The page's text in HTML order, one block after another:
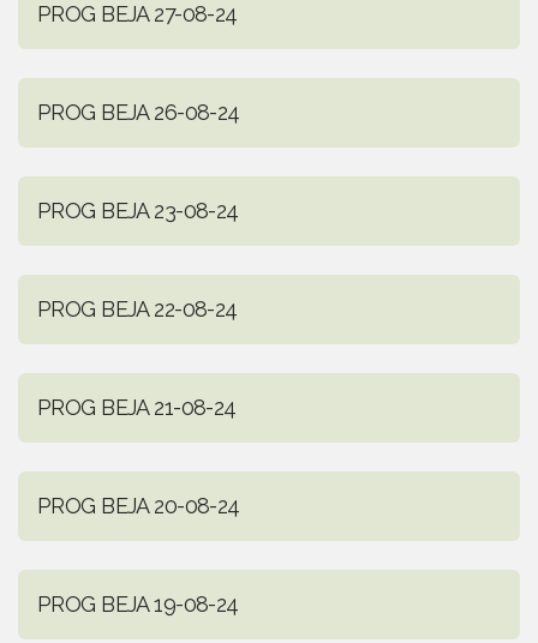
PROG BEJA 27-08-24
PROG BEJA 26-08-24
PROG BEJA 23-08-24
PROG BEJA 22-08-24
PROG BEJA 21-08-24
PROG BEJA 20-08-24
PROG BEJA 19-08-24